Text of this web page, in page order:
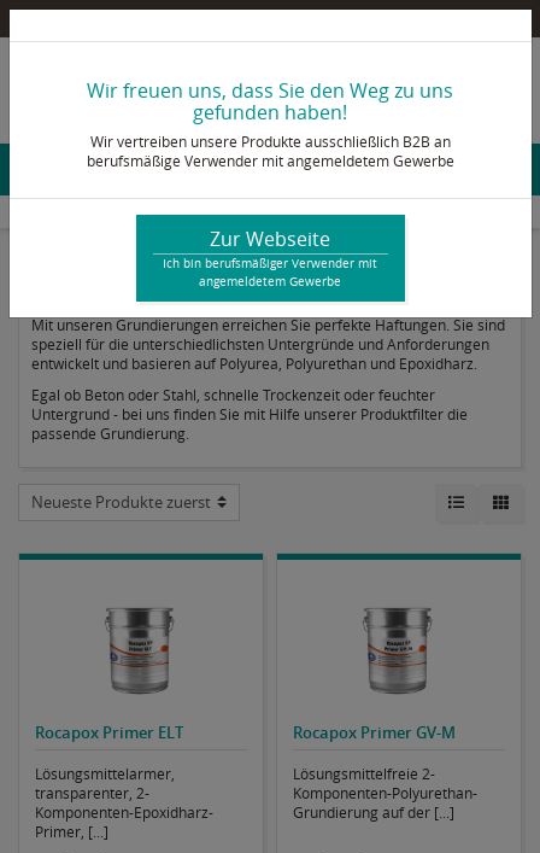
+49 2473 92 78 - 0
Konto & Login
Harzsysteme & Flüssigkunststoffe Beschichtungen Grundierungen / Primer
Grundierungen / Primer
Mit unseren Grundierungen erreichen Sie perfekte Haftungen. Sie sind
speziell für die unterschiedlichsten Untergründe und Anforderungen
entwickelt und basieren auf Polyurea, Polyurethan und Epoxidharz.
Egal ob Beton oder Stahl, schnelle Trockenzeit oder feuchter
Untergrund - bei uns finden Sie mit Hilfe unserer Produktfilter die
passende Grundierung.
Rocapox Primer ELT
Lösungsmittelarmer,
transparenter, 2-
Komponenten-Epoxidharz-
Primer, [...]
Rocapox Primer GV-M
Lösungsmittelfreie 2-
Komponenten-Polyurethan-
Grundierung auf der [...]
Wir freuen uns, dass Sie den Weg zu uns
gefunden haben!
Wir vertreiben unsere Produkte ausschließlich B2B an
berufsmäßige Verwender mit angemeldetem Gewerbe
Zur Webseite
Ich bin berufsmäßiger Verwender mit
angemeldetem Gewerbe